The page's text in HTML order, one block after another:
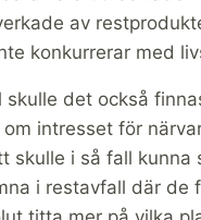
av
konkurrerar med
skulle det också
intresset för
skulle i så fall kunna
i restavfall där de